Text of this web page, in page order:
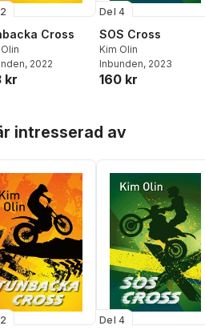
Cross
, 2022
kr
Del 4
SOS Cross
Kim Olin
Inbunden, 2023
160 kr
intresserad av
Del 4